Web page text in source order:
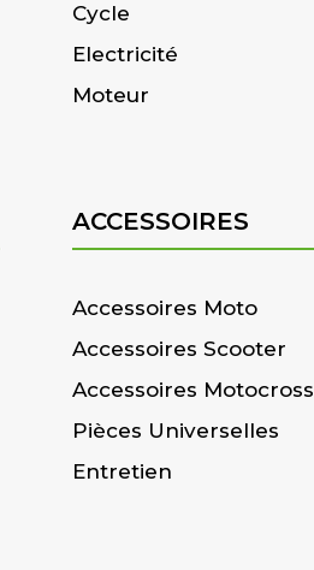
Cycle
Electricité
Moteur
ACCESSOIRES
Accessoires Moto
Accessoires Scooter
Accessoires Motocross
Pièces Universelles
Entretien